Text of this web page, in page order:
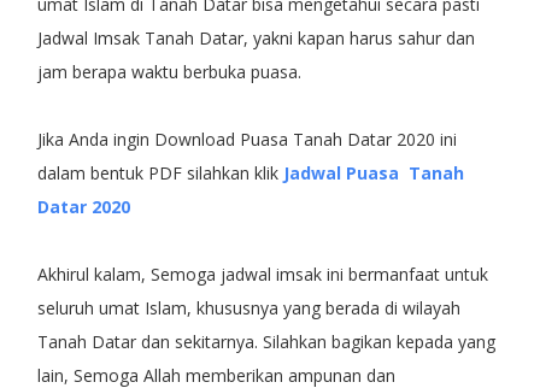
Jadwal Imsak Tanah Datar, yakni kapan harus sahur dan
jam berapa waktu berbuka puasa.
Jika Anda ingin Download Puasa Tanah Datar 2020 ini
dalam bentuk PDF silahkan klik Jadwal Puasa Tanah
Datar 2020
Akhirul kalam, Semoga jadwal imsak ini bermanfaat untuk
seluruh umat Islam, khususnya yang berada di wilayah
Tanah Datar dan sekitarnya. Silahkan bagikan kepada yang
lain, Semoga Allah memberikan ampunan dan